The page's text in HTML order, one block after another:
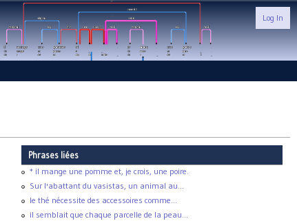
Log In
Phrases liées
* il mange une pomme et, je crois, une poire.
Sur l'abattant du vasistas, un animal au...
le thé nécessite des accessoires comme...
il semblait que chaque parcelle de la peau...